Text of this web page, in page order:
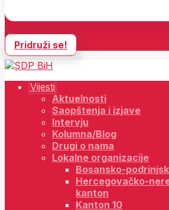
Pridruži se!
Vijesti
Aktuelnosti
Saopštenja i izjave
Intervju
Kolumna/Blog
Drugi o nama
Lokalne organizacije
Bosansko-
Hercegovačko-
kanton
Kanton 10